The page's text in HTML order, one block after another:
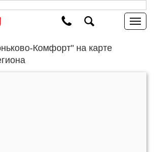
Комфорт" на карте